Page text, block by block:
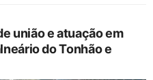
união e atuação em
do Tonhão e